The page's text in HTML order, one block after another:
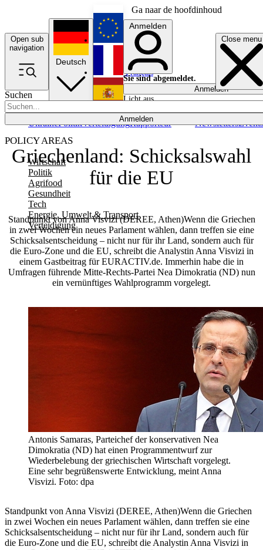
Ga naar de hoofdinhoud
Open sub
navigation
Close menu
Suchen
Anmelden
POLICY AREAS
Wirtschaft
Politik
Agrifood
Gesundheit
Tech
Energie, Umwelt & Transport
Verteidigung
UkrainePolitikVerteidigungRapporteur NewslettersEvents
Deutsch
English
Français
Anmelden
Sie sind abgemeldet.
Anmelden
Licht aus
Griechenland: Schicksalswahl
für die EU
Standpunkt von Anna Visvizi (DEREE, Athen)Wenn die Griechen
in zwei Wochen ein neues Parlament wählen, dann treffen sie eine
Schicksalsentscheidung – nicht nur für ihr Land, sondern auch für
die Euro-Zone und die EU, schreibt die Analystin Anna Visvizi in
einem Gastbeitrag für EURACTIV.de. Immerhin habe die in
Umfragen führende Mitte-Rechts-Partei Nea Dimokratia (ND) nun
ein vernünftiges Wahlprogramm vorgelegt.
Antonis Samaras, Parteichef der konservativen Nea
Dimokratia (ND) hat einen Programmentwurf zur
Wiederbelebung der griechischen Wirtschaft vorgelegt.
Eine sehr begrüßenswerte Entwicklung, meint Anna
Visvizi. Foto: dpa
Standpunkt von Anna Visvizi (DEREE, Athen)Wenn die Griechen
in zwei Wochen ein neues Parlament wählen, dann treffen sie eine
Schicksalsentscheidung – nicht nur für ihr Land, sondern auch für
die Euro-Zone und die EU, schreibt die Analystin Anna Visvizi in